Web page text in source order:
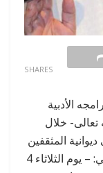
SHARES
الأدبية
تعالى- خلال
المثقفين
في النادي، وجاءت هذه البرامج حسب الآتي: – يوم الثلاثاء 4